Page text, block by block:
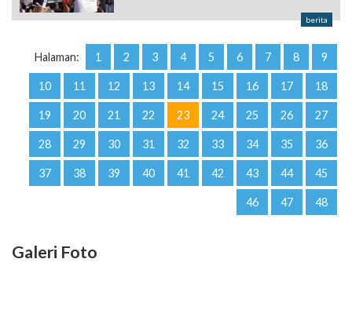
berita
Halaman: 1 2 3 4 5 6 7 8 9
10 11 12 13 14 15 16 17 18
19 20 21 22 23 24 25 26 27
28 29 30 31 32 33 34 35 36
37 38 39 40 41 42 43 44 45
46 47 48
Galeri Foto